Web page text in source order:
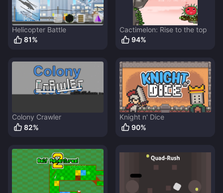
Helicopter Battle
81%
Cactimelon: Rise to the top
94%
Colony Crawler
82%
Knight n' Dice
90%